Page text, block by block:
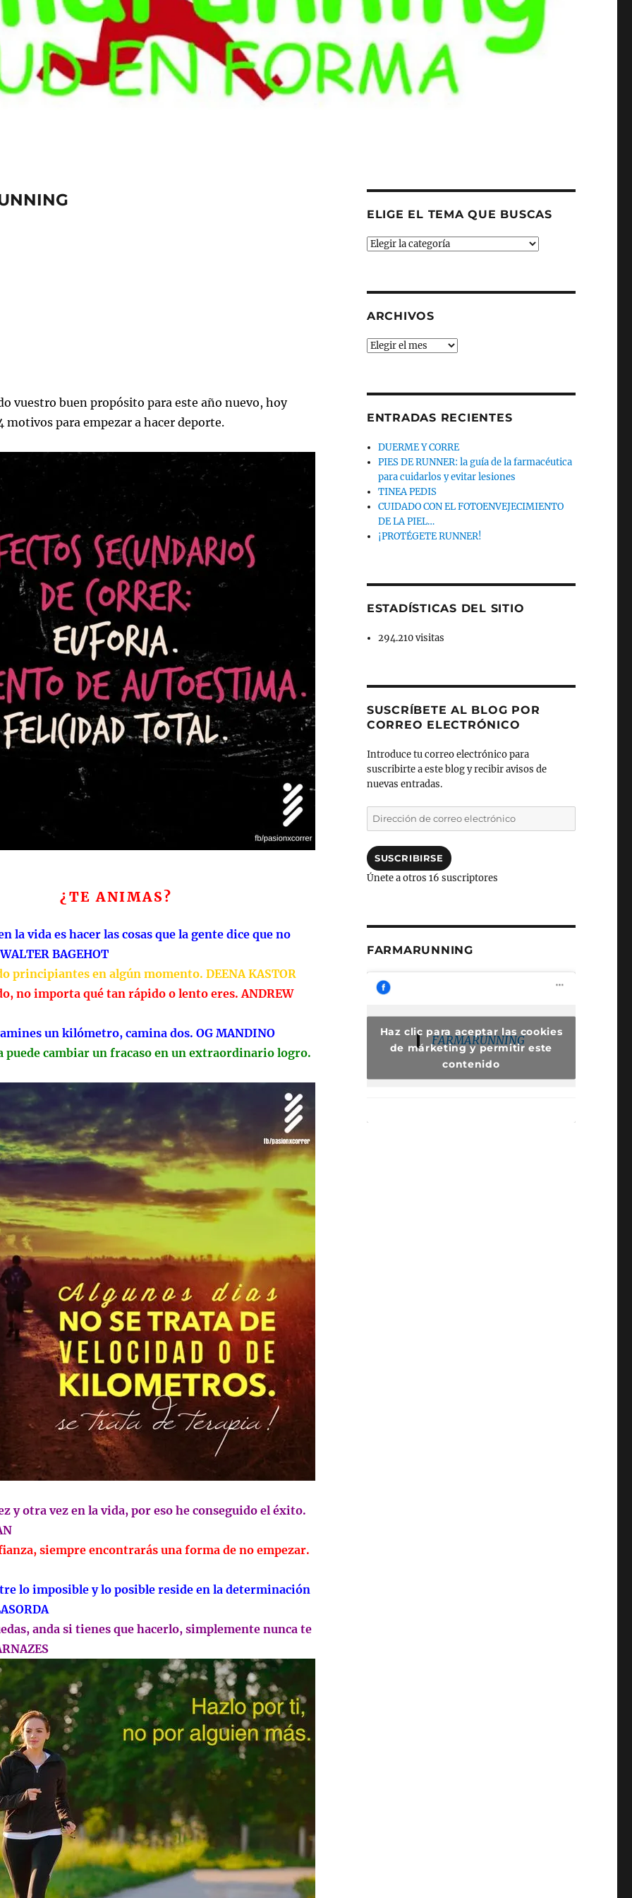
vuestro buen propósito para este año nuevo, hoy
motivos para empezar a hacer deporte.
¿TE ANIMAS?
la vida es hacer las cosas que la gente dice que no
BAGEHOT
principiantes en algún momento. DEENA KASTOR
no importa qué tan rápido o lento eres. ANDREW
un kilómetro, camina dos. OG MANDINO
puede cambiar un fracaso en un extraordinario logro.
y otra vez en la vida, por eso he conseguido el éxito.
siempre encontrarás una forma de no empezar.
lo imposible y lo posible reside en la determinación
anda si tienes que hacerlo, simplemente nunca te
ELIGE EL TEMA QUE BUSCAS
ELIGE
ARCHIVOS
Archivos
ENTRADAS RECIENTES
DUERME Y CORRE
PIES DE RUNNER: la guía de la farmacéutica
para cuidarlos y evitar lesiones
TINEA PEDIS
CUIDADO CON EL FOTOENVEJECIMIENTO
DE LA PIEL…
¡PROTÉGETE RUNNER!
ESTADÍSTICAS DEL SITIO
294.210 visitas
SUSCRÍBETE AL BLOG POR
CORREO ELECTRÓNICO
Introduce tu correo electrónico para
suscribirte a este blog y recibir avisos de
nuevas entradas.
Dirección
de
electrónico
SUSCRIBIRSE
Únete a otros 16 suscriptores
FARMARUNNING
FARMARUNNING
Haz clic para aceptar las cookies
de márketing y permitir este
contenido